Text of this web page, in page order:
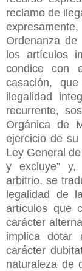
reclamo de
Ordenanza
los artículos
condice con
casación,
ilegalidad
recurrente,
Orgánica de
ejercicio de
Ley General
y excluye” y,
arbitrio, se
legalidad de
artículos que
carácter
implica
carácter
naturaleza de